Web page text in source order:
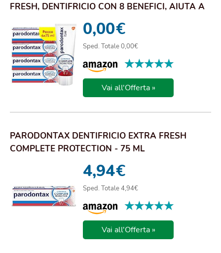
FRESH, DENTIFRICIO CON 8 BENEFICI, AIUTA A
0,00€
Sped. Totale 0,00€
★★★★★
★★★★★
Vai all'Offerta »
PARODONTAX DENTIFRICIO EXTRA FRESH
COMPLETE PROTECTION - 75 ML
4,94€
Sped. Totale 4,94€
★★★★★
★★★★★
Vai all'Offerta »